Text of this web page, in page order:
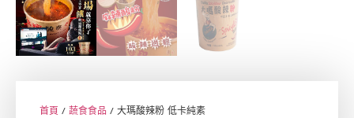
首頁 / 蔬食食品 / 大瑪酸辣粉 低卡純素